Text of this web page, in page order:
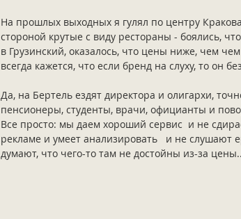
На прошлых выходных я гулял по центру
стороной крутые с виду рестораны - боялись,
в Грузинский, оказалось, что цены ниже, чем
всегда кажется, что если бренд на слуху, то он
Да, на Бертель ездят директора и олигархи,
пенсионеры, студенты, врачи, официанты и
Все просто: мы даем хороший сервис  и не
рекламе и умеет анализировать   и не слушают
думают, что чего-то там не достойны из-за цены..